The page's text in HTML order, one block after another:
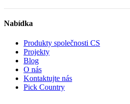
Nabídka
Produkty společnosti CS
Projekty
Blog
O nás
Kontaktujte nás
Pick Country